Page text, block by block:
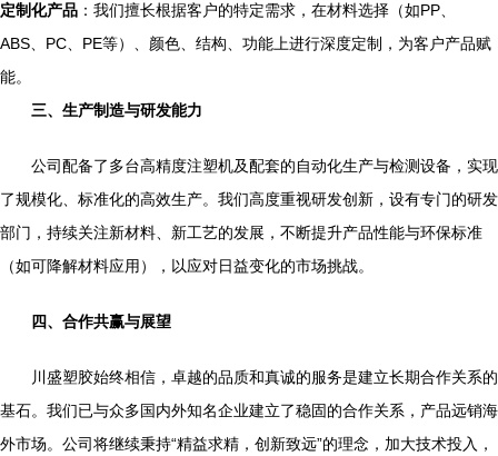
定制化产品 ：我们擅长根据客户的特定需求，在材料选择（如PP、
ABS、PC、PE等）、颜色、结构、功能上进行深度定制，为客户产品赋
能。
三、生产制造与研发能力
公司配备了多台高精度注塑机及配套的自动化生产与检测设备，实现
了规模化、标准化的高效生产。我们高度重视研发创新，设有专门的研发
部门，持续关注新材料、新工艺的发展，不断提升产品性能与环保标准
（如可降解材料应用），以应对日益变化的市场挑战。
四、合作共赢与展望
川盛塑胶始终相信，卓越的品质和真诚的服务是建立长期合作关系的
基石。我们已与众多国内外知名企业建立了稳固的合作关系，产品远销海
外市场。公司将继续秉持“精益求精，创新致远”的理念，加大技术投入，